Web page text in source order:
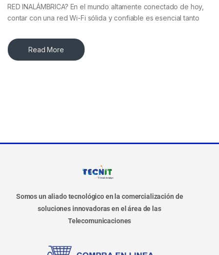
RED INALÁMBRICA? En el mundo altamente conectado de hoy,
contar con una red Wi-Fi sólida y confiable es esencial tanto
Read More
Somos un aliado tecnológico en la comercialización de
soluciones innovadoras en el área de las
Telecomunicaciones